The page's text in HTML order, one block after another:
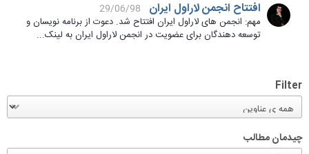
افتتاح انجمن لاراول ایران
29/06/98
مهم: انجمن های لاراول ایران افتتاح شد. دعوت از برنامه نویسان و
توسعه دهندگان برای عضویت در انجمن لاراول ایران به لینک...
Filter
چیدمان مطالب